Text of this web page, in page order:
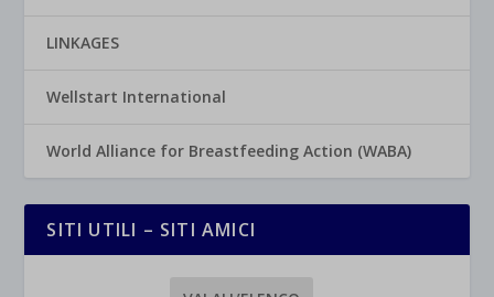
LINKAGES
Wellstart International
World Alliance for Breastfeeding Action (WABA)
SITI UTILI – SITI AMICI